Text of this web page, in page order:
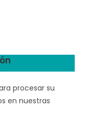
procesar su
en nuestras